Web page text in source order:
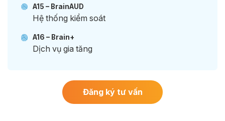
A15 – BrainAUD
Hệ thống kiểm soát
A16 – Brain+
Dịch vụ gia tăng
Đăng ký tư vấn